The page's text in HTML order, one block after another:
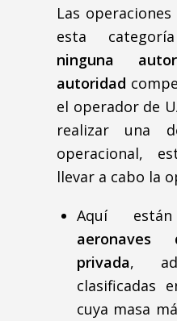
Las
esta
ninguna
autoridad
el operador de
realizar una
operacional,
llevar a cabo la
Aquí
aeronaves
privada,
clasificadas
cuya masa